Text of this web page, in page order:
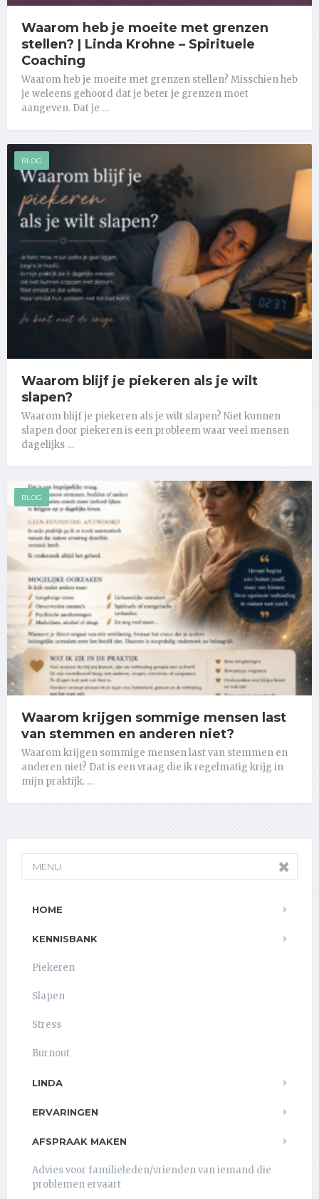
Waarom heb je moeite met grenzen
stellen? | Linda Krohne – Spirituele
Coaching
Waarom heb je moeite met grenzen stellen? Misschien heb
je weleens gehoord dat je beter je grenzen moet
aangeven. Dat je …
BLOG
Waarom blijf je piekeren als je wilt
slapen?
Waarom blijf je piekeren als je wilt slapen? Niet kunnen
slapen door piekeren is een probleem waar veel mensen
dagelijks …
BLOG
Waarom krijgen sommige mensen last
van stemmen en anderen niet?
Waarom krijgen sommige mensen last van stemmen en
anderen niet? Dat is een vraag die ik regelmatig krijg in
mijn praktijk. …
MENU
HOME
KENNISBANK
Piekeren
Slapen
Stress
Burnout
LINDA
ERVARINGEN
AFSPRAAK MAKEN
Advies voor familieleden/vrienden van iemand die
problemen ervaart